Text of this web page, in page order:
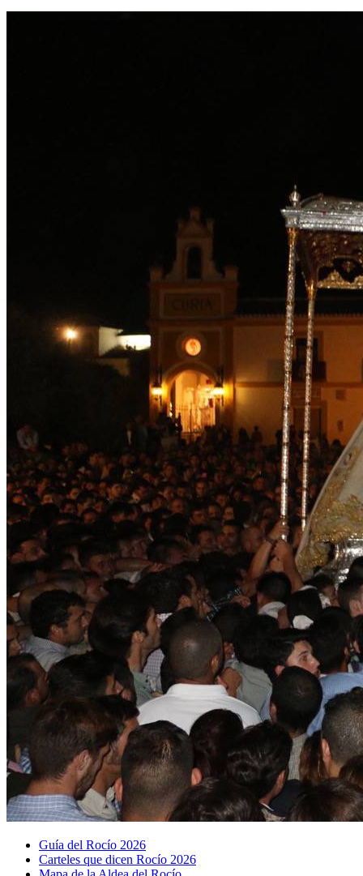
Guía del Rocío 2026
Carteles que dicen Rocío 2026